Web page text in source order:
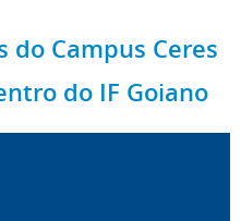
do Campus Ceres
do IF Goiano